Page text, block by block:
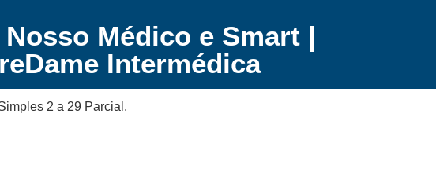
Médico e Smart |
Intermédica
2 a 29 Parcial.